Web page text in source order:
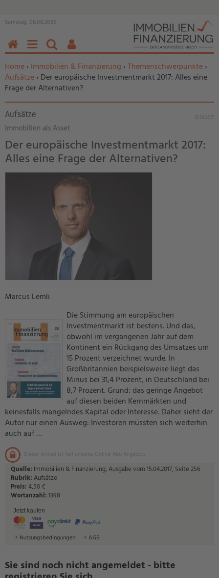
Samstag, 08.08.2026
Sie befinden sich hier:
Home› Immobilien & Finanzierung ›Themenschwerpunkte›
Aufsätze› Der europäische Investmentmarkt 2017: Alles eine
Frage der Alternativen?
Aufsätze 15.04.2017
Immobilien als Asset
Der europäische Investmentmarkt 2017:
Alles eine Frage der Alternativen?
Marcus Lemli
Die Stimmung am europäischen
Investmentmarkt ist bestens. Und das,
obwohl im vergangenen Jahr auf dem
Kontinent ein Rückgang des Umsatzes um
15 Prozent verzeichnet wurde. In
Großbritannien beispielsweise liegt das
Minus bei 31,4 Prozent, in Deutschland bei
8,7 Prozent. Grund: das geringe Angebot
auf diesen beiden Kernmärkten und
keinesfalls mangelndes Kapital oder Interesse. Daher sieht der
Autor nur einen Ausweg: Investoren müssten sich weiterhin
auch auf …
Dieser Artikel ist Teil unseres Online-Abo Angebots.
Quelle: Immobilien & Finanzierung, Ausgabe vom 15.04.2017, Seite 256
Rubrik:Aufsätze
Preis:4,50 €
Wortanzahl:1398
Jetzt kaufen
Nutzungsbedingungen AGB
Sie sind noch nicht angemeldet - bitte
HOMEMENÜSUCHEN
BENUTZERFUNKTIONEN